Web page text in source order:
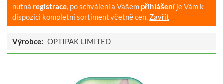
nutná registrace, po schválení a Vašem přihlášeníje Vám k
dispozici kompletní sortiment včetně cen. Zavřít
Výrobce: OPTIPAK LIMITED